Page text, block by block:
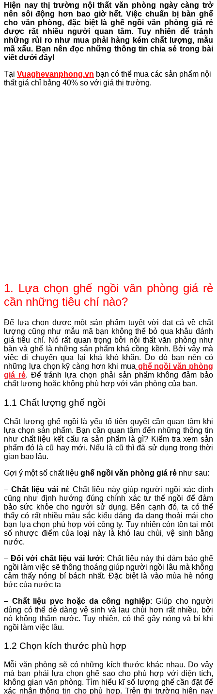
Hiện nay thị trường nội thất văn phòng ngày càng trở
nên sôi động hơn bao giờ hết. Việc chuẩn bị bàn ghế
cho văn phòng, đặc biệt là ghế ngồi văn phòng giá rẻ
được rất nhiều người quan tâm. Tuy nhiên để tránh
những rủi ro như mua phải hàng kém chất lượng, mẫu
mã xấu. Bạn nên đọc những thông tin chia sẻ trong bài
viết dưới đây!
Tại Vuaghevanphong.vn bạn có thể mua các sản phẩm nội
thất giá chỉ bằng 40% so với giá thị trường.
1. Lựa chọn ghế ngồi văn phòng giá rẻ
cần những tiêu chí nào?
Để lựa chọn được một sản phẩm tuyệt vời đạt cả về chất
lượng cũng như mẫu mã bạn không thể bỏ qua khâu đánh
giá tiêu chí. Nó rất quan trọng bởi nội thất văn phòng như
bàn và ghế là những sản phẩm khá cồng kềnh. Bởi vậy mà
việc di chuyển qua lại khá khó khăn. Do đó bạn nên có
những lựa chọn kỹ càng hơn khi mua ghế ngồi văn phòng
giá rẻ. Để tránh lựa chọn phải sản phẩm không đảm bảo
chất lượng hoặc không phù hợp với văn phòng của bạn.
1.1 Chất lượng ghế ngồi
Chất lượng ghế ngồi là yếu tố tiên quyết cần quan tâm khi
lựa chọn sản phẩm. Bạn cần quan tâm đến những thông tin
như chất liệu kết cấu ra sản phẩm là gì? Kiểm tra xem sản
phẩm đó là cũ hay mới. Nếu là cũ thì đã sử dụng trong thời
gian bao lâu.
Gợi ý một số chất liệu ghế ngồi văn phòng giá rẻ như sau:
– Chất liệu vải nỉ: Chất liệu này giúp người ngồi xác định
cũng như định hướng đúng chính xác tư thế ngồi để đảm
bảo sức khỏe cho người sử dụng. Bên cạnh đó, ta có thể
thấy có rất nhiều màu sắc kiểu dáng đa dạng thoải mái cho
bạn lựa chọn phù hợp với công ty. Tuy nhiên còn tồn tại một
số nhược điểm của loại này là khó lau chùi, vệ sinh bằng
nước.
–Đối với chất liệu vải lưới: Chất liệu này thì đảm bảo ghế
ngồi làm việc sẽ thông thoáng giúp người ngồi lâu mà không
cảm thấy nóng bí bách nhất. Đặc biệt là vào mùa hè nóng
bức của nước ta
– Chất liệu pvc hoặc da công nghiệp: Giúp cho người
dùng có thể dễ dàng vệ sinh và lau chùi hơn rất nhiều, bởi
nó không thấm nước. Tuy nhiên, có thể gây nóng và bí khi
ngồi làm việc lâu.
1.2 Chọn kích thước phù hợp
Mỗi văn phòng sẽ có những kích thước khác nhau. Do vậy
mà bạn phải lựa chọn ghế sao cho phù hợp với diện tích,
không gian văn phòng. Tìm hiểu kĩ số lượng ghế cần đặt để
xác nhận thông tin cho phù hợp. Trên thị trường hiện nay